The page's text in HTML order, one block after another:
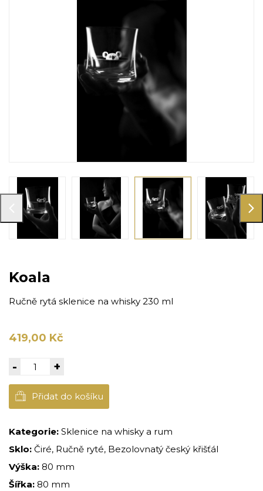
Koala
Ručně rytá sklenice na whisky 230 ml
419,00 Kč
- +
Přidat do košíku
Kategorie: Sklenice na whisky a rum
Sklo: Čiré, Ručně ryté, Bezolovnatý český křišťál
Výška: 80 mm
Šířka: 80 mm